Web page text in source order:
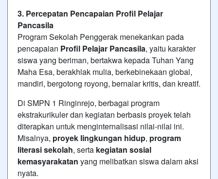
3. Percepatan Pencapaian Profil Pelajar
Pancasila
Program Sekolah Penggerak menekankan pada
pencapaian Profil Pelajar Pancasila, yaitu karakter
siswa yang beriman, bertakwa kepada Tuhan Yang
Maha Esa, berakhlak mulia, berkebinekaan global,
mandiri, bergotong royong, bernalar kritis, dan kreatif.
Di SMPN 1 Ringinrejo, berbagai program
ekstrakurikuler dan kegiatan berbasis proyek telah
diterapkan untuk menginternalisasi nilai-nilai ini.
Misalnya, proyek lingkungan hidup, program
literasi sekolah, serta kegiatan sosial
kemasyarakatan yang melibatkan siswa dalam aksi
nyata.